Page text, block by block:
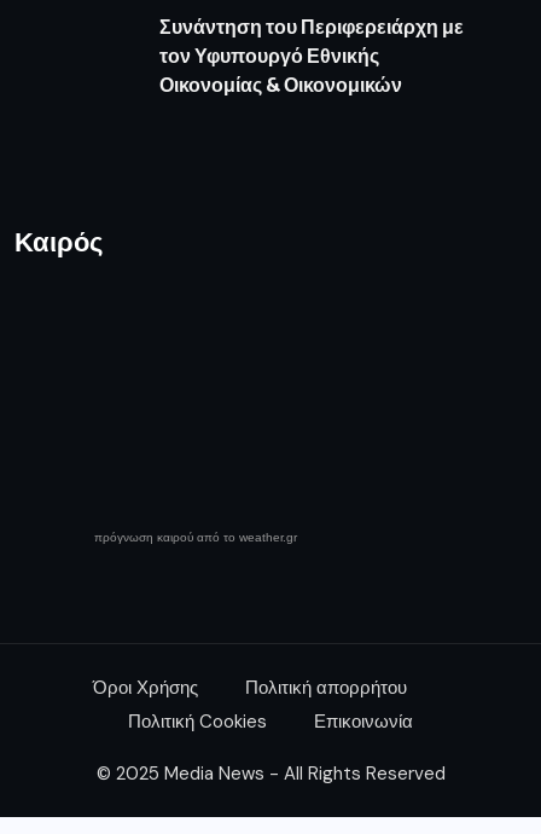
Συνάντηση του Περιφερειάρχη με
τον Υφυπουργό Εθνικής
Οικονομίας & Οικονομικών
Καιρός
πρόγνωση καιρού από το weather.gr
Όροι Χρήσης
Πολιτική απορρήτου
Πολιτική Cookies
Επικοινωνία
© 2025 Media News - All Rights Reserved